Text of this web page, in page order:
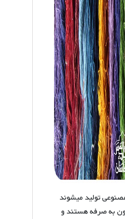
تولید میشوند
به صرفه هستند و